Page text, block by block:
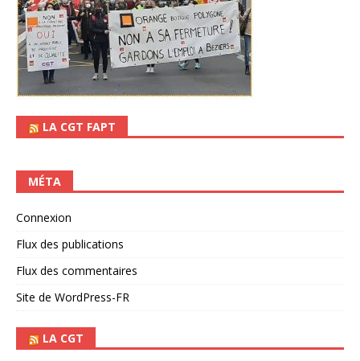
LA CGT FAPT
MÉTA
Connexion
Flux des publications
Flux des commentaires
Site de WordPress-FR
LA CGT